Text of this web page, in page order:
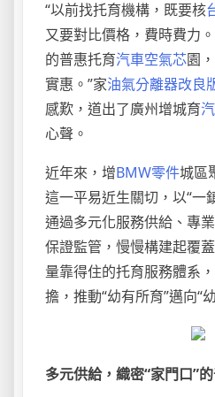
“以前找托育機構，既要核
又要對比價格，費時費力
的普惠托育汽車空氣芯園
實惠。”家油氣分離器改良
感歎，道出了廣州增城育
心聲。
近年來，增BMW零件城區
這一平易近生關切，以“一
通過多元化服務供給、專
保證監管，慢慢構建起覆
量靠得住的托育服務體系
擔，推動“幼有所育”邁向“
多元供給，織密“家門口”